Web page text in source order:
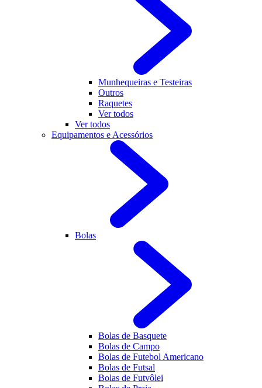
Munhequeiras e Testeiras
Outros
Raquetes
Ver todos
Ver todos
Equipamentos e Acessórios
Bolas
Bolas de Basquete
Bolas de Campo
Bolas de Futebol Americano
Bolas de Futsal
Bolas de Futvôlei